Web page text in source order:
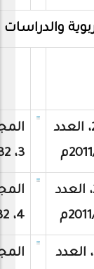
والدراسات
المجلد 24، العدد
3، 1432هـ/2011م
المجلد 23، العدد
4، 1432هـ/2011م
المجلد 22، العدد